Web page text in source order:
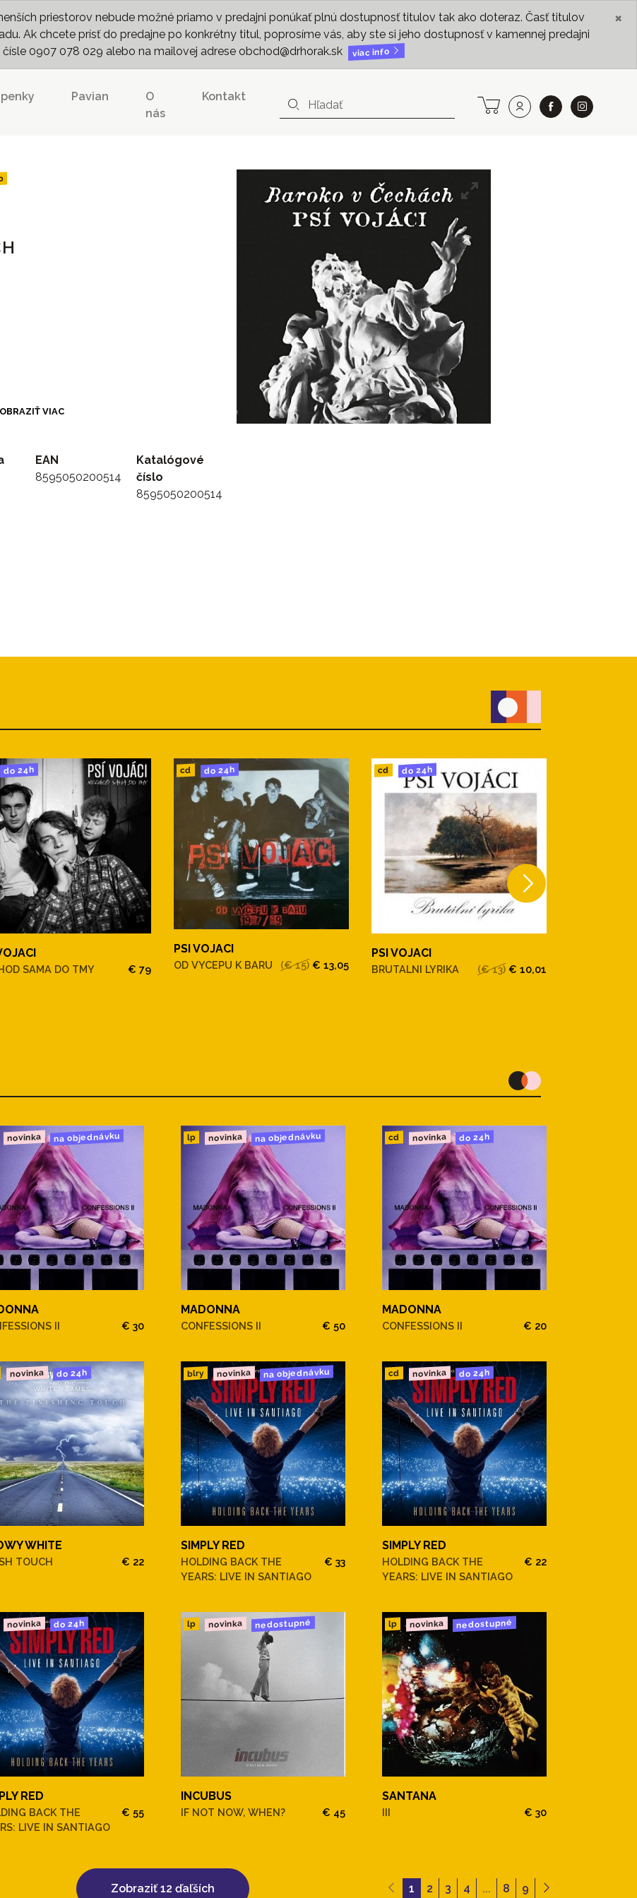
priestorov nebude možné priamo v predajni ponúkať plnú dostupnosť titulov tak ako doteraz. Časť titulov
Ak chcete prísť do predajne po konkrétny titul, poprosíme vás, aby ste si jeho dostupnosť v kamennej predajni
0907 078 029 alebo na mailovej adrese obchod@drhorak.sk
viac info
×
Pavian
O
nás
Kontakt
VIAC
EAN
8595050200514
Katalógové
číslo
8595050200514
do 24h
SAMA DO TMY € 79
cd do 24h
PSI VOJACI
OD VYCEPU K BARU (€ 15) € 13,05
cd do 24h
PSI VOJACI
BRUTALNI LYRIKA (€ 13) € 10,01
novinka na objednávku
II € 30
lp novinka na objednávku
MADONNA
CONFESSIONS II € 50
cd novinka do 24h
MADONNA
CONFESSIONS II € 20
novinka do 24h
WHITE
TOUCH € 22
blry novinka na objednávku
SIMPLY RED
HOLDING BACK THE
YEARS: LIVE IN SANTIAGO
€ 33
cd novinka do 24h
SIMPLY RED
HOLDING BACK THE
YEARS: LIVE IN SANTIAGO
€ 22
novinka do 24h
RED
BACK THE
LIVE IN SANTIAGO
€ 55
lp novinka nedostupné
INCUBUS
IF NOT NOW, WHEN? € 45
lp novinka nedostupné
SANTANA
III € 30
Zobraziť 12 ďaľších 1 2 3 4 ... 8 9